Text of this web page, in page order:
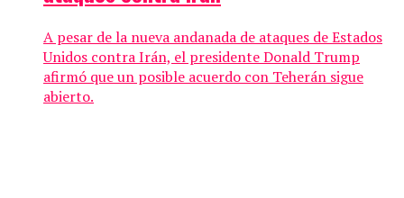
A pesar de la nueva andanada de ataques de Estados
Unidos contra Irán, el presidente Donald Trump
afirmó que un posible acuerdo con Teherán sigue
abierto.